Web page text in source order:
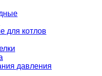
для котлов
давления